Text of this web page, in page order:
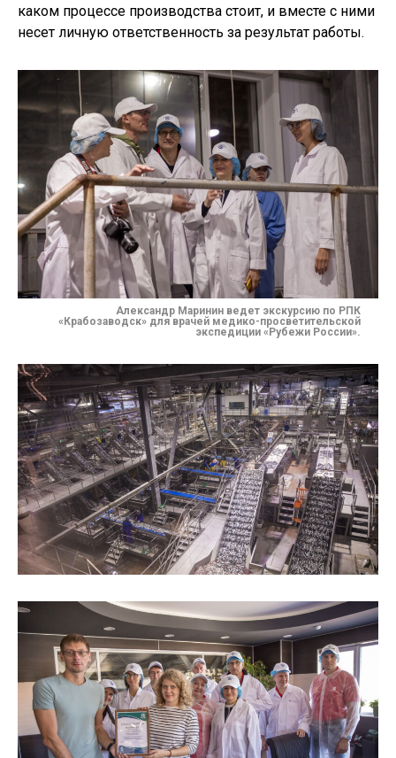
каком процессе производства стоит, и вместе с ними
несет личную ответственность за результат работы.
Александр Маринин ведет экскурсию по РПК
«Крабозаводск» для врачей медико-просветительской
экспедиции «Рубежи России».